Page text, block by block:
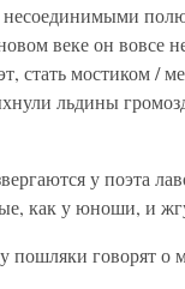
веке он вовсе
стать мостиком /
льдины
у поэта
как у юноши, и
пошляки говорят о